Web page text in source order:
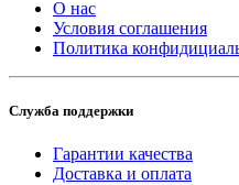
О нас
Условия соглашения
Политика
Служба поддержки
Гарантии качества
Доставка и оплата